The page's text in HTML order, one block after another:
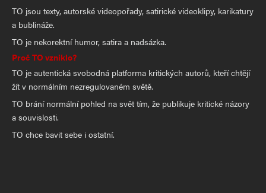
TO jsou texty, autorské videopořady, satirické videoklipy, karikatury
a bublináže.
TO je nekorektní humor, satira a nadsázka.
Proč TO vzniklo?
TO je autentická svobodná platforma kritických autorů, kteří chtějí
žít v normálním nezregulovaném světě.
TO brání normální pohled na svět tím, že publikuje kritické názory
a souvislosti.
TO chce bavit sebe i ostatní.